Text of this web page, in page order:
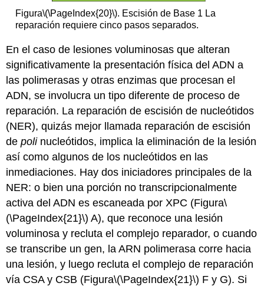
Figura\(\PageIndex{20}\). Escisión de Base 1 La
reparación requiere cinco pasos separados.
En el caso de lesiones voluminosas que alteran
significativamente la presentación física del ADN a
las polimerasas y otras enzimas que procesan el
ADN, se involucra un tipo diferente de proceso de
reparación. La reparación de escisión de nucleótidos
(NER), quizás mejor llamada reparación de escisión
depolinucleótidos, implica la eliminación de la lesión
así como algunos de los nucleótidos en las
inmediaciones. Hay dos iniciadores principales de la
NER: o bien una porción no transcripcionalmente
activa del ADN es escaneada por XPC (Figura\
(\PageIndex{21}\) A), que reconoce una lesión
voluminosa y recluta el complejo reparador, o cuando
se transcribe un gen, la ARN polimerasa corre hacia
una lesión, y luego recluta el complejo de reparación
vía CSA y CSB (Figura\(\PageIndex{21}\) F y G). Si